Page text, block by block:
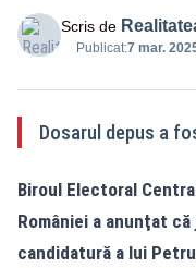
Scris de
Publicat:7 mar.
Dosarul depus a
Biroul Electoral
României a anunţat
candidatură a lui